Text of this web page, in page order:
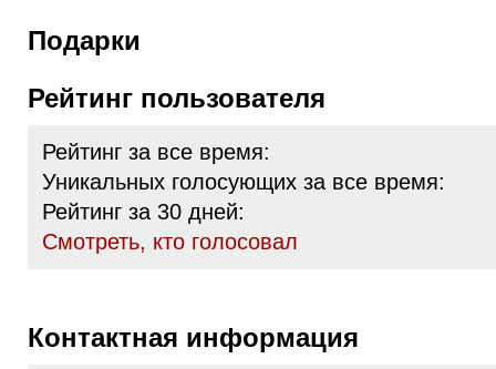
Подарки
Рейтинг пользователя
Рейтинг за все время:
Уникальных голосующих за все время:
Рейтинг за 30 дней:
Cмотреть, кто голосовал
Контактная информация